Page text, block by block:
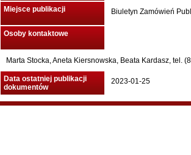
Miejsce publikacji Biuletyn Zamówień
Osoby kontaktowe
Marta Stocka, Aneta Kiersnowska, Beata Kardasz, tel.
Data ostatniej publikacji
dokumentów
2023-01-25